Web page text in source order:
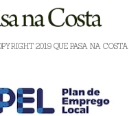
2019 QUE PASA NA COSTA